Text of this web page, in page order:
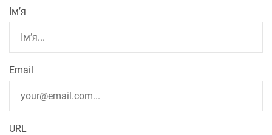
Ім’я
Email
URL